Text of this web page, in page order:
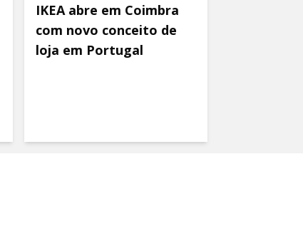
IKEA abre em Coimbra
com novo conceito de
loja em Portugal